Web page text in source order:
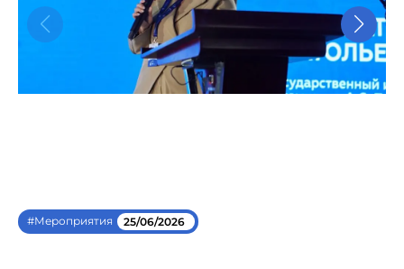
#Мероприятия 25/06/2026